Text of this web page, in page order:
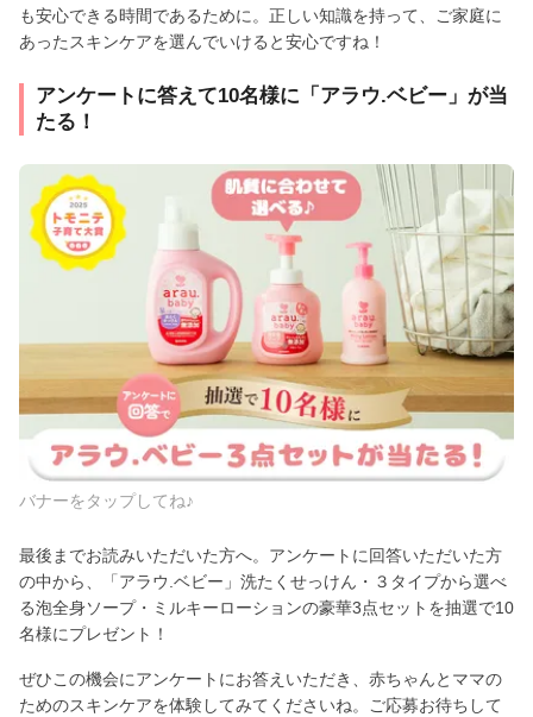
も安心できる時間であるために。正しい知識を持って、ご家庭に
あったスキンケアを選んでいけると安心ですね！
アンケートに答えて10名様に「アラウ.ベビー」が当
たる！
バナーをタップしてね♪
最後までお読みいただいた方へ。アンケートに回答いただいた方
の中から、「アラウ.ベビー」洗たくせっけん・３タイプから選べ
る泡全身ソープ・ミルキーローションの豪華3点セットを抽選で10
名様にプレゼント！
ぜひこの機会にアンケートにお答えいただき、赤ちゃんとママの
ためのスキンケアを体験してみてくださいね。ご応募お待ちして